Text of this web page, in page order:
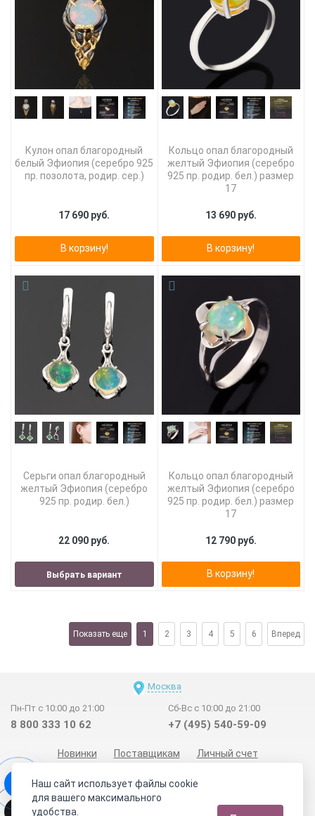
Кулон опал благородный
белый Эфиопия (серебро 925
пр. позолота, родир. сер.)
17 690 руб.
В корзину!
Кольцо опал благородный
желтый Эфиопия (серебро
925 пр. родир. бел.) размер
17
13 690 руб.
В корзину!
Серьги опал благородный
желтый Эфиопия (серебро
925 пр. родир. бел.)
22 090 руб.
Выбрать вариант
Кольцо опал благородный
желтый Эфиопия (серебро
925 пр. родир. бел.) размер
17
12 790 руб.
В корзину!
Показать еще 1 2 3 4 5 6 Вперед
Москва
Пн-Пт с 10:00 до 21:00
8 800 333 10 62
Сб-Вс с 10:00 до 21:00
+7 (495) 540-59-09
Новинки Поставщикам
Личный счет
Отзывы покупателей
Сертификаты
Наш сайт использует файлы cookie
для вашего максимального
удобства.